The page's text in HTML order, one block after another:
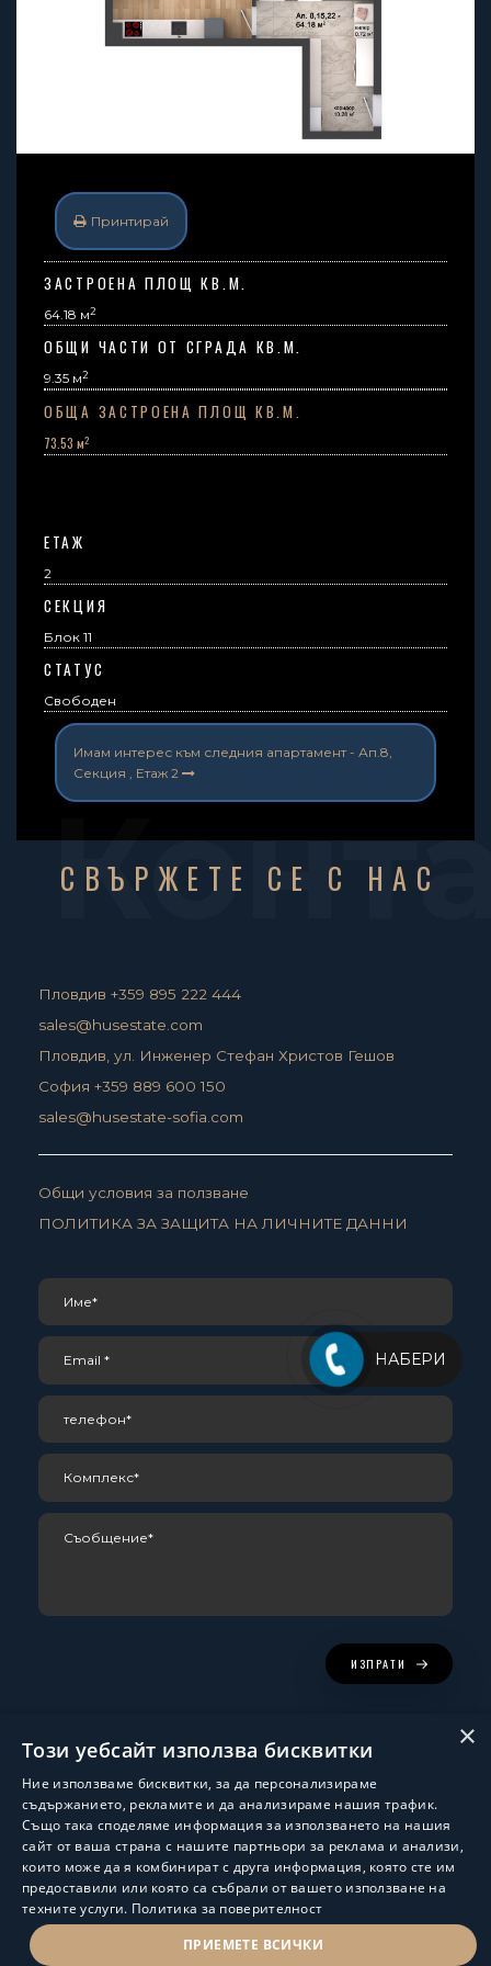
Принтирай
ЗАСТРОЕНА ПЛОЩ КВ.М.
64.18 м2
ОБЩИ ЧАСТИ ОТ СГРАДА КВ.М.
9.35 м2
ОБЩА ЗАСТРОЕНА ПЛОЩ КВ.М.
73.53 м2
ЕТАЖ
2
СЕКЦИЯ
Блок 11
СТАТУС
Свободен
Имам интерес към следния апартамент - Ап.8,
Секция , Етаж 2
СВЪРЖЕТЕ СЕ С НАС
Пловдив +359 895 222 444
sales@husestate.com
Пловдив, ул. Инженер Стефан Христов Гешов
София +359 889 600 150
sales@husestate-sofia.com
Общи условия за ползване
ПОЛИТИКА ЗА ЗАЩИТА НА ЛИЧНИТЕ ДАННИ
ИЗПРАТИ
Изработка и поддръжка:ShalomDev.com
© Hus Estate 2022. All Rights Reserved.Общи условия за ползване
НАБЕРИ
×
Този уебсайт използва бисквитки
Ние използваме бисквитки, за да персонализираме
съдържанието, рекламите и да анализираме нашия трафик.
Също така споделяме информация за използването на нашия
сайт от ваша страна с нашите партньори за реклама и анализи,
които може да я комбинират с друга информация, която сте им
предоставили или която са събрали от вашето използване на
техните услуги. Политика за поверителност
ПРИЕМЕТЕ ВСИЧКИ